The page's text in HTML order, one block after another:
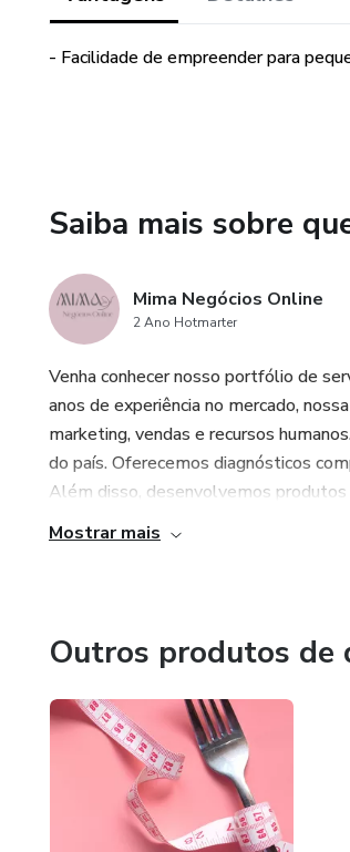
- Facilidade de empreender para
Saiba mais sobre
Mima Negócios Online
2 Ano Hotmarter
Venha conhecer nosso portfólio de
anos de experiência no mercado,
marketing, vendas e recursos
do país. Oferecemos diagnósticos
Além disso, desenvolvemos produtos
Mostrar mais
Outros produtos de